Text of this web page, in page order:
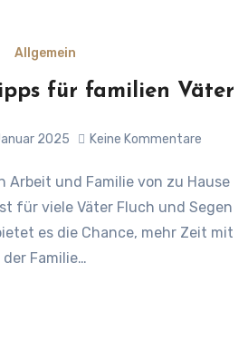
Allgemein
für familien Väter
2025 Keine Kommentare
für viele Väter Fluch und Segen
es die Chance, mehr Zeit mit
der Familie…